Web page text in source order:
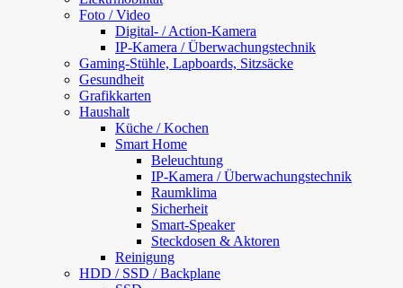
Foto / Video
Digital- / Action-Kamera
IP-Kamera / Überwachungstechnik
Gaming-Stühle, Lapboards, Sitzsäcke
Gesundheit
Grafikkarten
Haushalt
Küche / Kochen
Smart Home
Beleuchtung
IP-Kamera / Überwachungstechnik
Raumklima
Sicherheit
Smart-Speaker
Steckdosen & Aktoren
Reinigung
HDD / SSD / Backplane